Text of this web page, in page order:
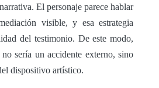
El personaje parece hablar
visible, y esa estrategia
del testimonio. De este modo,
sería un accidente externo, sino
dispositivo artístico.